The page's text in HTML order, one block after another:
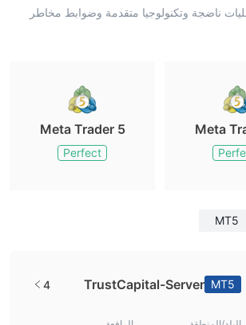
ناضجة وتكنولوجيا متقدمة وضوابط مخاطر
Meta Trader 5
Perfect
Meta
MT5
MT5
TrustCapital-Server
4